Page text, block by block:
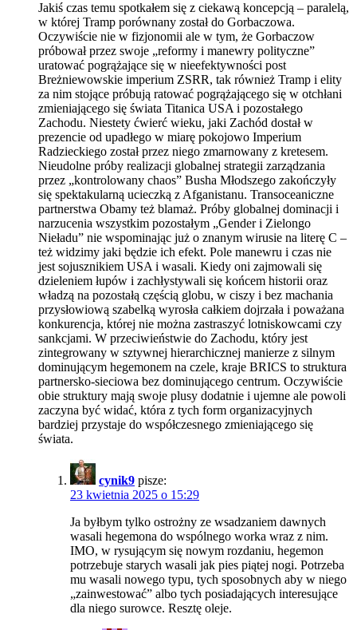
Jakiś czas temu spotkałem się z ciekawą koncepcją – paralelą,
w której Tramp porównany został do Gorbaczowa.
Oczywiście nie w fizjonomii ale w tym, że Gorbaczow
próbował przez swoje „reformy i manewry polityczne”
uratować pogrążające się w nieefektywności post
Breżniewowskie imperium ZSRR, tak również Tramp i elity
za nim stojące próbują ratować pogrążającego się w otchłani
zmieniającego się świata Titanica USA i pozostałego
Zachodu. Niestety ćwierć wieku, jaki Zachód dostał w
prezencie od upadłego w miarę pokojowo Imperium
Radzieckiego został przez niego zmarnowany z kretesem.
Nieudolne próby realizacji globalnej strategii zarządzania
przez „kontrolowany chaos” Busha Młodszego zakończyły
się spektakularną ucieczką z Afganistanu. Transoceaniczne
partnerstwa Obamy też blamaż. Próby globalnej dominacji i
narzucenia wszystkim pozostałym „Gender i Zielongo
Nieładu” nie wspominając już o znanym wirusie na literę C –
też widzimy jaki będzie ich efekt. Pole manewru i czas nie
jest sojusznikiem USA i wasali. Kiedy oni zajmowali się
dzieleniem łupów i zachłystywali się końcem historii oraz
władzą na pozostałą częścią globu, w ciszy i bez machania
przysłowiową szabelką wyrosła całkiem dojrzała i poważana
konkurencja, której nie można zastraszyć lotniskowcami czy
sankcjami. W przeciwieństwie do Zachodu, który jest
zintegrowany w sztywnej hierarchicznej manierze z silnym
dominującym hegemonem na czele, kraje BRICS to struktura
partnersko-sieciowa bez dominującego centrum. Oczywiście
obie struktury mają swoje plusy dodatnie i ujemne ale powoli
zaczyna być widać, która z tych form organizacyjnych
bardziej przystaje do współczesnego zmieniającego się
świata.
cynik9 pisze:
23 kwietnia 2025 o 15:29
Ja byłbym tylko ostrożny ze wsadzaniem dawnych
wasali hegemona do wspólnego worka wraz z nim.
IMO, w rysującym się nowym rozdaniu, hegemon
potrzebuje starych wasali jak pies piątej nogi. Potrzeba
mu wasali nowego typu, tych sposobnych aby w niego
„zainwestować” albo tych posiadających interesujące
dla niego surowce. Resztę oleje.